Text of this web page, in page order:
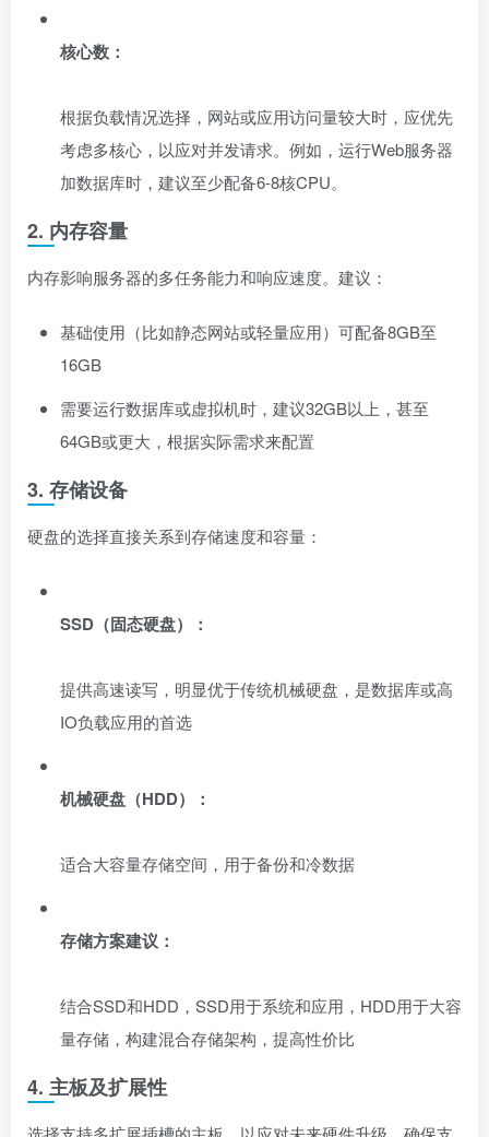
核心数：
根据负载情况选择，网站或应用访问量较大时，应优先
考虑多核心，以应对并发请求。例如，运行Web服务器
加数据库时，建议至少配备6-8核CPU。
2. 内存容量
内存影响服务器的多任务能力和响应速度。建议：
基础使用（比如静态网站或轻量应用）可配备8GB至
16GB
需要运行数据库或虚拟机时，建议32GB以上，甚至
64GB或更大，根据实际需求来配置
3. 存储设备
硬盘的选择直接关系到存储速度和容量：
SSD（固态硬盘）：
提供高速读写，明显优于传统机械硬盘，是数据库或高
IO负载应用的首选
机械硬盘（HDD）：
适合大容量存储空间，用于备份和冷数据
存储方案建议：
结合SSD和HDD，SSD用于系统和应用，HDD用于大容
量存储，构建混合存储架构，提高性价比
4. 主板及扩展性